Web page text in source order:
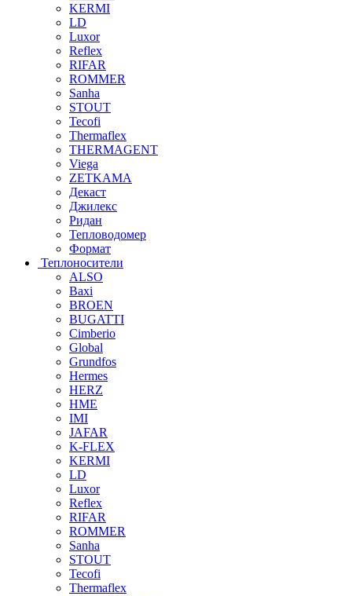
KERMI
LD
Luxor
Reflex
RIFAR
ROMMER
Sanha
STOUT
Tecofi
Thermaflex
THERMAGENT
Viega
ZETKAMA
Декаст
Джилекс
Ридан
Тепловодомер
Формат
Теплоносители
ALSO
Baxi
BROEN
BUGATTI
Cimberio
Global
Grundfos
Hermes
HERZ
HME
IMI
JAFAR
K-FLEX
KERMI
LD
Luxor
Reflex
RIFAR
ROMMER
Sanha
STOUT
Tecofi
Thermaflex